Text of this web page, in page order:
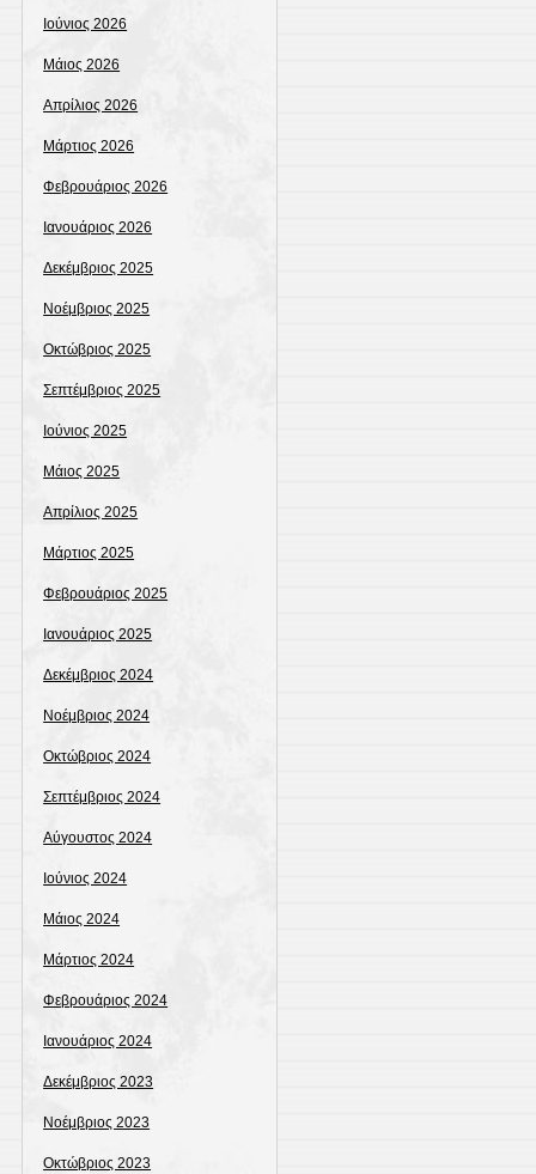
Ιούνιος 2026
Μάιος 2026
Απρίλιος 2026
Μάρτιος 2026
Φεβρουάριος 2026
Ιανουάριος 2026
Δεκέμβριος 2025
Νοέμβριος 2025
Οκτώβριος 2025
Σεπτέμβριος 2025
Ιούνιος 2025
Μάιος 2025
Απρίλιος 2025
Μάρτιος 2025
Φεβρουάριος 2025
Ιανουάριος 2025
Δεκέμβριος 2024
Νοέμβριος 2024
Οκτώβριος 2024
Σεπτέμβριος 2024
Αύγουστος 2024
Ιούνιος 2024
Μάιος 2024
Μάρτιος 2024
Φεβρουάριος 2024
Ιανουάριος 2024
Δεκέμβριος 2023
Νοέμβριος 2023
Οκτώβριος 2023